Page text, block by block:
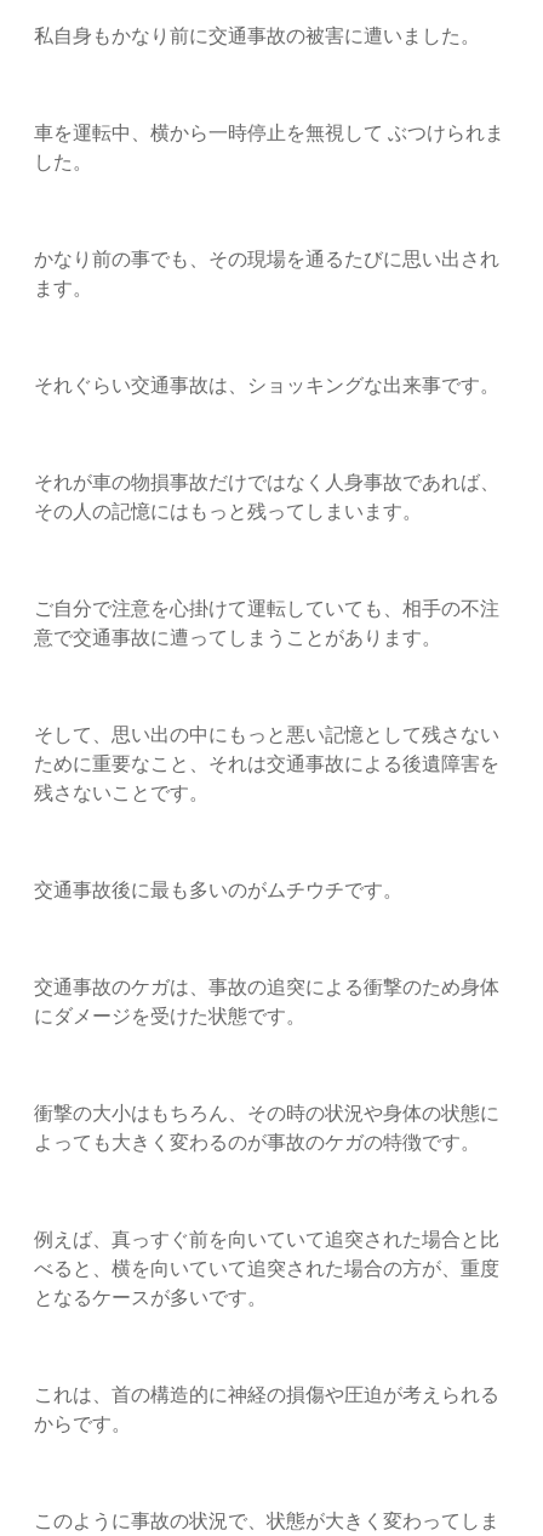
私自身もかなり前に交通事故の被害に遭いました。
車を運転中、横から一時停止を無視して ぶつけられま
した。
かなり前の事でも、その現場を通るたびに思い出され
ます。
それぐらい交通事故は、ショッキングな出来事です。
それが車の物損事故だけではなく人身事故であれば、
その人の記憶にはもっと残ってしまいます。
ご自分で注意を心掛けて運転していても、相手の不注
意で交通事故に遭ってしまうことがあります。
そして、思い出の中にもっと悪い記憶として残さない
ために重要なこと、それは交通事故による後遺障害を
残さないことです。
交通事故後に最も多いのがムチウチです。
交通事故のケガは、事故の追突による衝撃のため身体
にダメージを受けた状態です。
衝撃の大小はもちろん、その時の状況や身体の状態に
よっても大きく変わるのが事故のケガの特徴です。
例えば、真っすぐ前を向いていて追突された場合と比
べると、横を向いていて追突された場合の方が、重度
となるケースが多いです。
これは、首の構造的に神経の損傷や圧迫が考えられる
からです。
このように事故の状況で、状態が大きく変わってしま